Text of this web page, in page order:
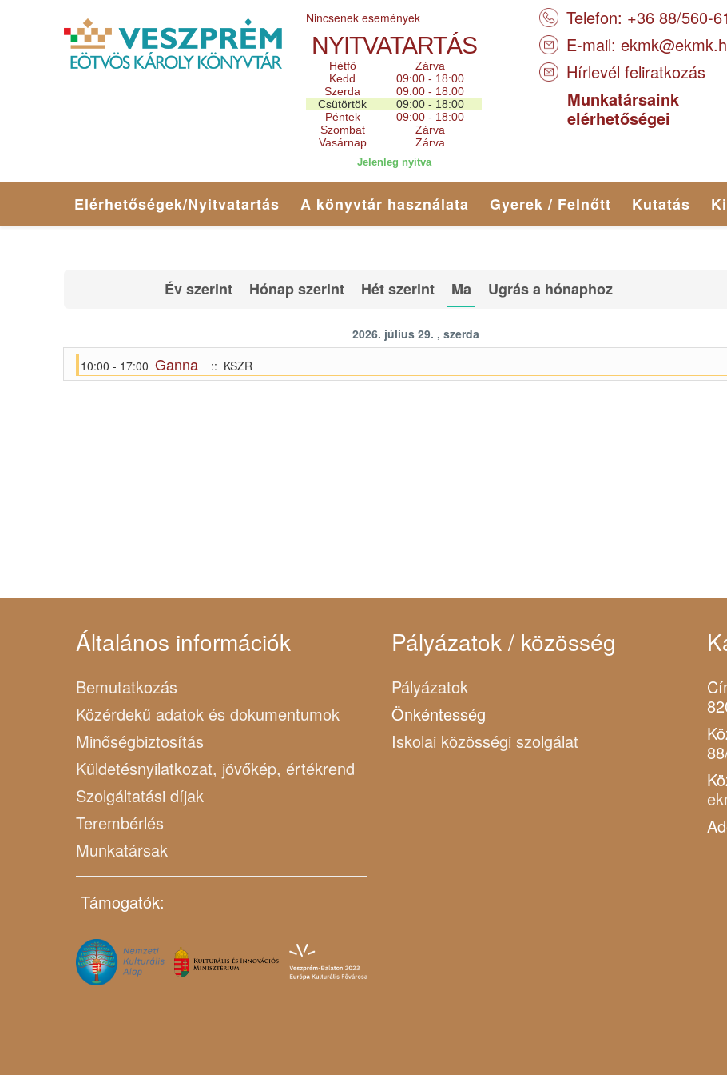
Nincsenek események
NYITVATARTÁS
Hétfő
Zárva
Kedd
09:00 - 18:00
Szerda
09:00 - 18:00
Csütörtök
09:00 - 18:00
Péntek
09:00 - 18:00
Szombat
Zárva
Vasárnap
Zárva
Jelenleg nyitva
Telefon: +36 88/560-
E-mail:
Hírlevél feliratkozás
Munkatársaink
elérhetőségei
Elérhetőségek/Nyitvatartás A könyvtár használata Gyerek / Felnőtt Kutatás
Év szerint Hónap szerint Hét szerint Ma Ugrás a hónaphoz
2026. július 29. , szerda
10:00 - 17:00 Ganna :: KSZR
Általános információk
Bemutatkozás
Közérdekű adatok és dokumentumok
Minőségbiztosítás
Küldetésnyilatkozat, jövőkép, értékrend
Szolgáltatási díjak
Terembérlés
Munkatársak
Támogatók:
Pályázatok / közösség
Pályázatok
Önkéntesség
Iskolai közösségi szolgálat